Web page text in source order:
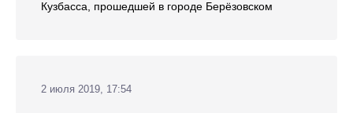
Кузбасса, прошедшей в городе Берёзовском
2 июля 2019, 17:54